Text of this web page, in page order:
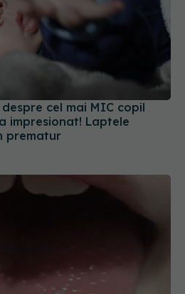
impresionat! Laptele
prematur